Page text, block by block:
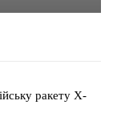
ракету X-